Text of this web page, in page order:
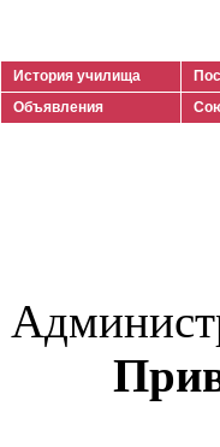
История училища
Объявления